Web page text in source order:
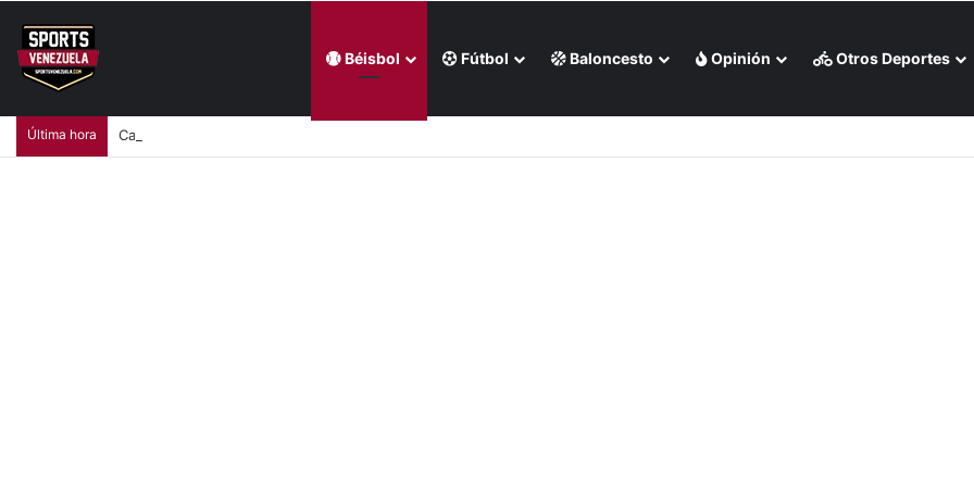
Béisbol Fútbol Baloncesto Opinión Otros Deportes
Última hora Carabobo FC venció a Trujillanos FC en el Polideportivo Misael Delgado